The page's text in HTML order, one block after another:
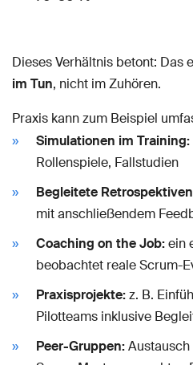
Dieses Verhältnis betont: Das
im Tun, nicht im Zuhören.
Praxis kann zum Beispiel
Simulationen im Training:
Rollenspiele, Fallstudien
Begleitete
mit anschließendem
Coaching on the Job:ein
beobachtet reale Scrum-
Praxisprojekte:z. B.
Pilotteams inklusive
Peer-Gruppen: